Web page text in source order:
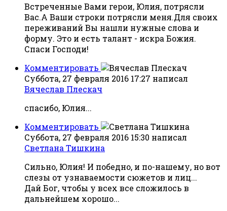
Встреченные Вами герои, Юлия, потрясли
Вас.А Ваши строки потрясли меня.Для своих
переживаний Вы нашли нужные слова и
форму. Это и есть талант - искра Божия.
Спаси Господи!
Комментировать
Суббота, 27 февраля 2016 17:27 написал
Вячеслав Плескач
спасибо, Юлия...
Комментировать
Суббота, 27 февраля 2016 15:30 написал
Светлана Тишкина
Сильно, Юлия! И победно, и по-нашему, но вот
слезы от узнаваемости сюжетов и лиц...
Дай Бог, чтобы у всех все сложилось в
дальнейшем хорошо...